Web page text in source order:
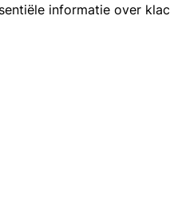
informatie over